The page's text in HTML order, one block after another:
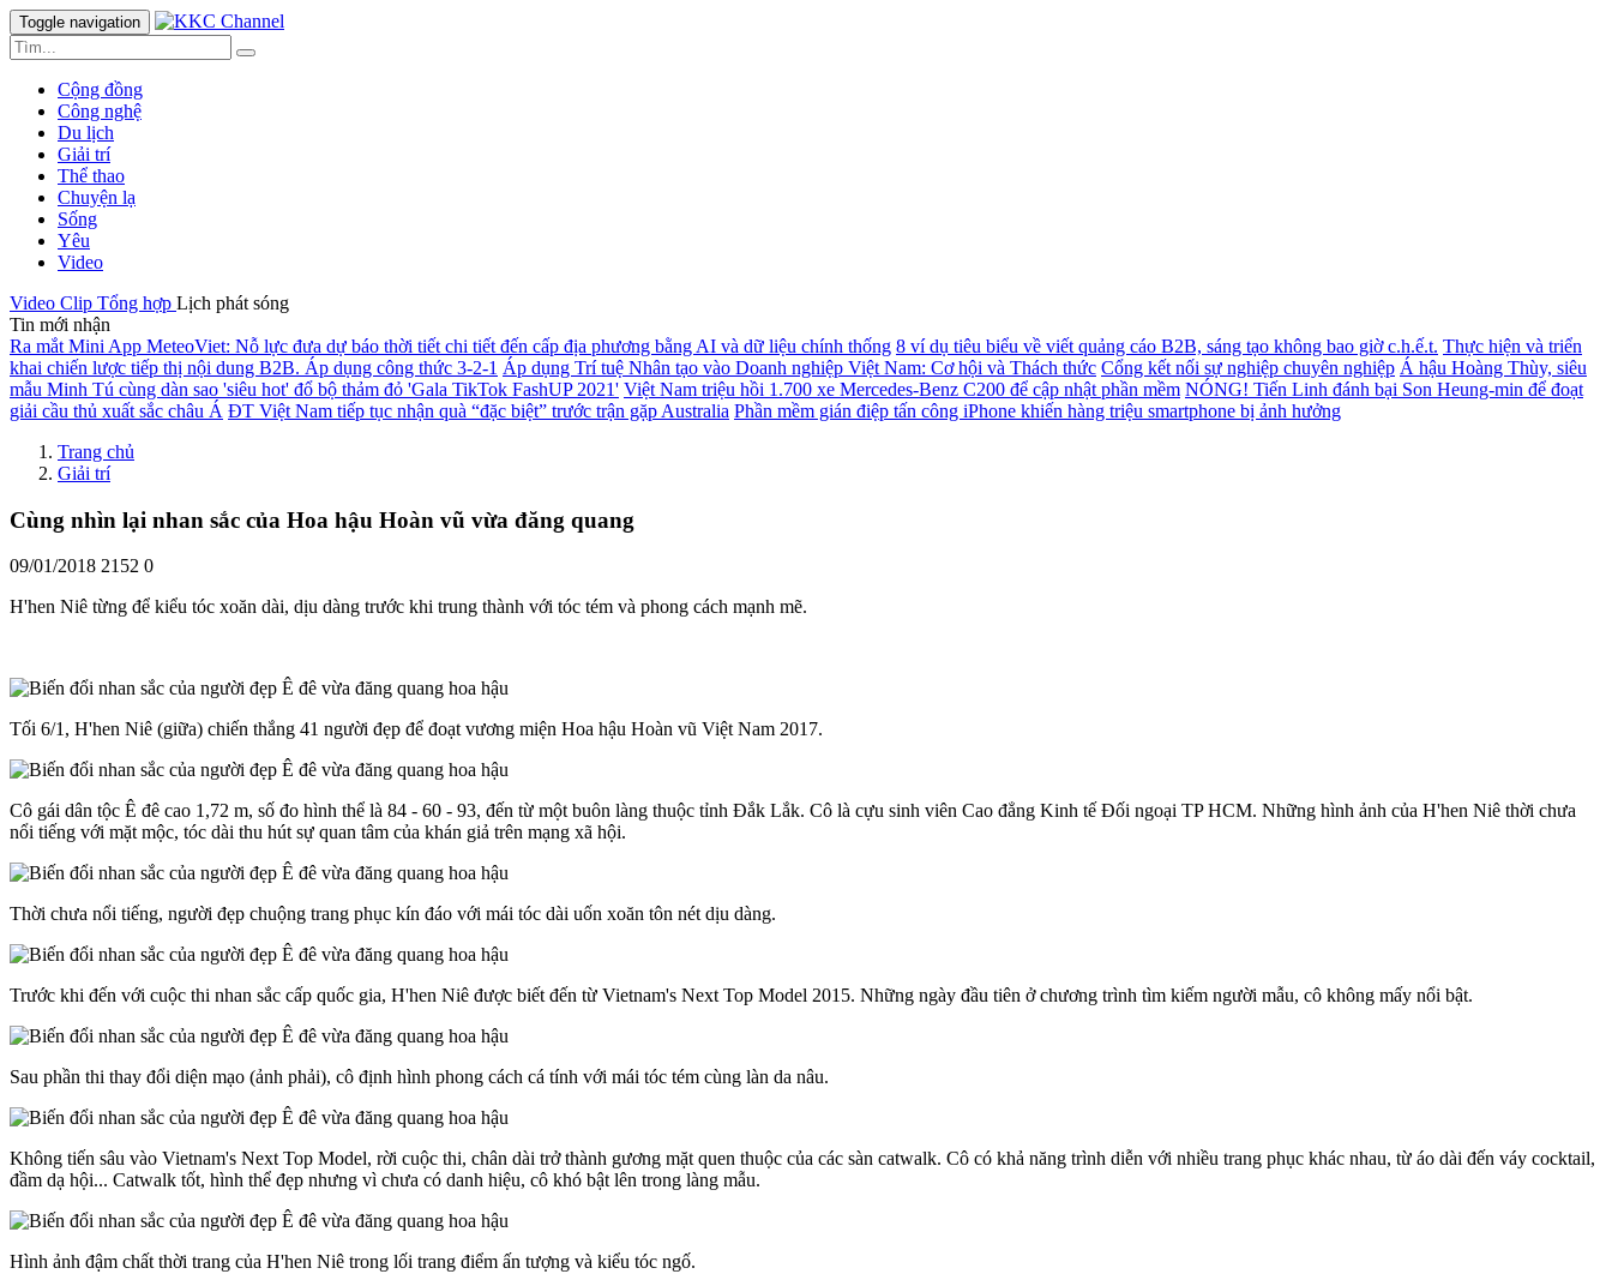
Toggle navigation
Cộng đồng
Công nghệ
Du lịch
Giải trí
Thể thao
Chuyện lạ
Sống
Yêu
Video
Video Clip Tổng hợp Lịch phát sóng
Tin mới nhận
Ra mắt Mini App MeteoViet: Nỗ lực đưa dự báo thời tiết chi tiết đến cấp địa phương bằng AI và dữ liệu chính thống 8 ví dụ tiêu biểu về viết quảng cáo B2B, sáng tạo không bao giờ c.h.ế.t. Thực hiện và triển
khai chiến lược tiếp thị nội dung B2B. Áp dụng công thức 3-2-1 Áp dụng Trí tuệ Nhân tạo vào Doanh nghiệp Việt Nam: Cơ hội và Thách thức Cổng kết nối sự nghiệp chuyên nghiệp Á hậu Hoàng Thùy, siêu
mẫu Minh Tú cùng dàn sao 'siêu hot' đổ bộ thảm đỏ 'Gala TikTok FashUP 2021' Việt Nam triệu hồi 1.700 xe Mercedes-Benz C200 để cập nhật phần mềm NÓNG! Tiến Linh đánh bại Son Heung-min để đoạt
giải cầu thủ xuất sắc châu Á ĐT Việt Nam tiếp tục nhận quà “đặc biệt” trước trận gặp Australia Phần mềm gián điệp tấn công iPhone khiến hàng triệu smartphone bị ảnh hưởng
Trang chủ
Giải trí
Cùng nhìn lại nhan sắc của Hoa hậu Hoàn vũ vừa đăng quang
09/01/2018 2152 0
H'hen Niê từng để kiểu tóc xoăn dài, dịu dàng trước khi trung thành với tóc tém và phong cách mạnh mẽ.
Tối 6/1, H'hen Niê (giữa) chiến thắng 41 người đẹp để đoạt vương miện Hoa hậu Hoàn vũ Việt Nam 2017.
Cô gái dân tộc Ê đê cao 1,72 m, số đo hình thể là 84 - 60 - 93, đến từ một buôn làng thuộc tỉnh Đắk Lắk. Cô là cựu sinh viên Cao đẳng Kinh tế Đối ngoại TP HCM. Những hình ảnh của H'hen Niê thời chưa
nổi tiếng với mặt mộc, tóc dài thu hút sự quan tâm của khán giả trên mạng xã hội.
Thời chưa nổi tiếng, người đẹp chuộng trang phục kín đáo với mái tóc dài uốn xoăn tôn nét dịu dàng.
Trước khi đến với cuộc thi nhan sắc cấp quốc gia, H'hen Niê được biết đến từ Vietnam's Next Top Model 2015. Những ngày đầu tiên ở chương trình tìm kiếm người mẫu, cô không mấy nổi bật.
Sau phần thi thay đổi diện mạo (ảnh phải), cô định hình phong cách cá tính với mái tóc tém cùng làn da nâu.
Không tiến sâu vào Vietnam's Next Top Model, rời cuộc thi, chân dài trở thành gương mặt quen thuộc của các sàn catwalk. Cô có khả năng trình diễn với nhiều trang phục khác nhau, từ áo dài đến váy cocktail,
đầm dạ hội... Catwalk tốt, hình thể đẹp nhưng vì chưa có danh hiệu, cô khó bật lên trong làng mẫu.
Hình ảnh đậm chất thời trang của H'hen Niê trong lối trang điểm ấn tượng và kiểu tóc ngố.